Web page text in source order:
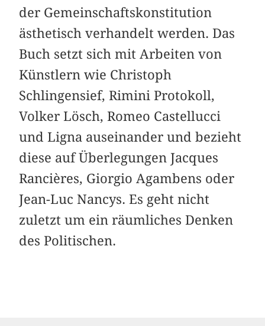
der Gemeinschaftskonstitution
ästhetisch verhandelt werden. Das
Buch setzt sich mit Arbeiten von
Künstlern wie Christoph
Schlingensief, Rimini Protokoll,
Volker Lösch, Romeo Castellucci
und Ligna auseinander und bezieht
diese auf Überlegungen Jacques
Rancières, Giorgio Agambens oder
Jean-Luc Nancys. Es geht nicht
zuletzt um ein räumliches Denken
des Politischen.